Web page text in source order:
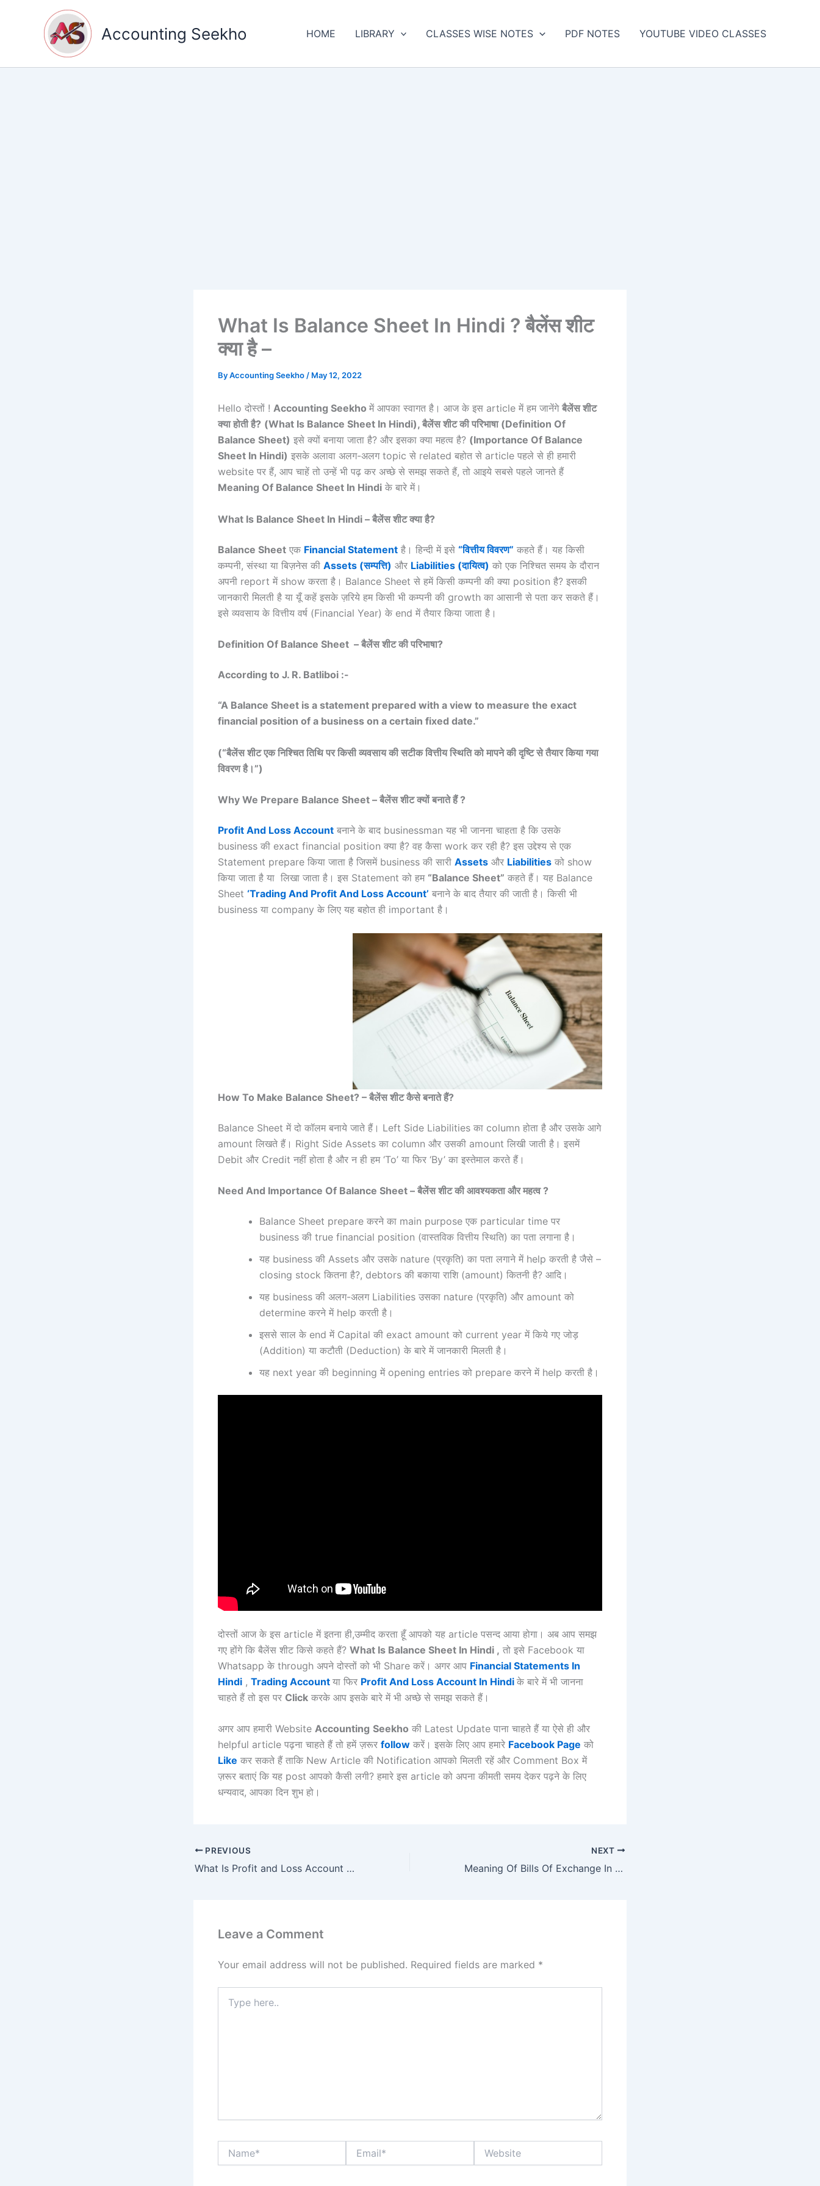
Accounting Seekho HOME LIBRARY CLASSES WISE NOTES PDF NOTES YOUTUBE VIDEO CLASSES
What Is Balance Sheet In Hindi ? बैलेंस शीट
क्या है –
ByAccounting Seekho / May 12, 2022
Hello दोस्तों ! Accounting Seekho में आपका स्वागत है। आज के इस article में हम जानेंगे बैलेंस शीट
क्या होती है? (What Is Balance Sheet In Hindi), बैलेंस शीट की परिभाषा (Definition Of
Balance Sheet) इसे क्यों बनाया जाता है? और इसका क्या महत्व है? (Importance Of Balance
Sheet In Hindi) इसके अलावा अलग-अलग topic से related बहोत से article पहले से ही हमारी
website पर हैं, आप चाहें तो उन्हें भी पढ़ कर अच्छे से समझ सकते हैं, तो आइये सबसे पहले जानते हैं
Meaning Of Balance Sheet In Hindi के बारे में।
What Is Balance Sheet In Hindi – बैलेंस शीट क्या है?
Balance Sheet एक Financial Statement है। हिन्दी में इसे “वित्तीय विवरण” कहते हैं। यह किसी
कम्पनी, संस्था या बिज़नेस की Assets (सम्पत्ति) और Liabilities (दायित्व) को एक निश्चित समय के दौरान
अपनी report में show करता है। Balance Sheet से हमें किसी कम्पनी की क्या position है? इसकी
जानकारी मिलती है या यूँ कहें इसके ज़रिये हम किसी भी कम्पनी की growth का आसानी से पता कर सकते हैं।
इसे व्यवसाय के वित्तीय वर्ष (Financial Year) के end में तैयार किया जाता है।
Definition Of Balance Sheet – बैलेंस शीट की परिभाषा?
According to J. R. Batliboi :-
“A Balance Sheet is a statement prepared with a view to measure the exact
financial position of a business on a certain fixed date.”
(“बैलेंस शीट एक निश्चित तिथि पर किसी व्यवसाय की सटीक वित्तीय स्थिति को मापने की दृष्टि से तैयार किया गया
विवरण है।”)
Why We Prepare Balance Sheet – बैलेंस शीट क्यों बनाते हैं ?
Profit And Loss Account बनाने के बाद businessman यह भी जानना चाहता है कि उसके
business की exact financial position क्या है? वह कैसा work कर रही है? इस उद्देश्य से एक
Statement prepare किया जाता है जिसमें business की सारी Assets और Liabilities को show
किया जाता है या लिखा जाता है। इस Statement को हम “Balance Sheet” कहते हैं। यह Balance
Sheet ‘Trading And Profit And Loss Account’ बनाने के बाद तैयार की जाती है। किसी भी
business या company के लिए यह बहोत ही important है।
How To Make Balance Sheet? – बैलेंस शीट कैसे बनाते हैं?
Balance Sheet में दो कॉलम बनाये जाते हैं। Left Side Liabilities का column होता है और उसके आगे
amount लिखते हैं। Right Side Assets का column और उसकी amount लिखी जाती है। इसमें
Debit और Credit नहीं होता है और न ही हम ‘To’ या फिर ‘By’ का इस्तेमाल करते हैं।
Need And Importance Of Balance Sheet – बैलेंस शीट की आवश्यकता और महत्व ?
Balance Sheet prepare करने का main purpose एक particular time पर
business की true financial position (वास्तविक वित्तीय स्थिति) का पता लगाना है।
यह business की Assets और उसके nature (प्रकृति) का पता लगाने में help करती है जैसे –
closing stock कितना है?, debtors की बकाया राशि (amount) कितनी है? आदि।
यह business की अलग-अलग Liabilities उसका nature (प्रकृति) और amount को
determine करने में help करती है।
इससे साल के end में Capital की exact amount को current year में किये गए जोड़
(Addition) या कटौती (Deduction) के बारे में जानकारी मिलती है।
यह next year की beginning में opening entries को prepare करने में help करती है।
दोस्तों आज के इस article में इतना ही,उम्मीद करता हूँ आपको यह article पसन्द आया होगा। अब आप समझ
गए होंगे कि बैलेंस शीट किसे कहते हैं? What Is Balance Sheet In Hindi , तो इसे Facebook या
Whatsapp के through अपने दोस्तों को भी Share करें। अगर आप Financial Statements In
Hindi , Trading Account या फिर Profit And Loss Account In Hindi के बारे में भी जानना
चाहते हैं तो इस पर Click करके आप इसके बारे में भी अच्छे से समझ सकते हैं।
अगर आप हमारी Website Accounting Seekho की Latest Update पाना चाहते हैं या ऐसे ही और
helpful article पढ़ना चाहते हैं तो हमें ज़रूर follow करें। इसके लिए आप हमारे Facebook Page को
Like कर सकते हैं ताकि New Article की Notification आपको मिलती रहें और Comment Box में
ज़रूर बताएं कि यह post आपको कैसी लगी? हमारे इस article को अपना कीमती समय देकर पढ़ने के लिए
धन्यवाद, आपका दिन शुभ हो।
PREVIOUS
What Is Profit and Loss Account In Hindi ? लाभ-हानि खाता ?
NEXT
Meaning Of Bills Of Exchange In Hindi – विनिमय-पत्र
Leave a Comment
Your email address will not be published. Required fields are marked *
here..